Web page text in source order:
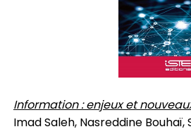
Information : enjeux et
Imad Saleh, Nasreddine